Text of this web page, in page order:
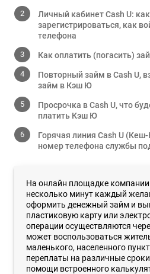
Личный кабинет Cash U: как
зарегистрироваться, как
телефона
Как оплатить (погасить)
Повторный займ в Cash U,
займ в Кэш Ю
Просрочка в Cash U, что
платить Кэш Ю
Горячая линия Cash U
номер телефона службы
На онлайн площадке
несколько минут каждый
оформить денежный займ и
пластиковую карту или
операции осуществляются
может воспользоваться
маленького, населенного
переплаты на различные
помощи встроенного